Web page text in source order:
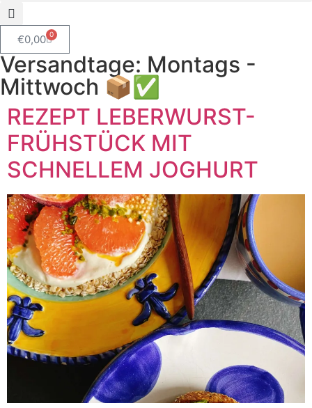
€0,00 0
Versandtage: Montags -
Mittwoch 📦✅
REZEPT LEBERWURST-
FRÜHSTÜCK MIT
SCHNELLEM JOGHURT